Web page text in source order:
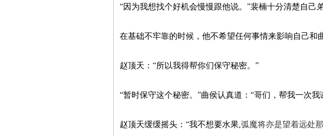
“因为我想找个好机会慢慢跟他说。”裴楠十分清楚自
在基础不牢靠的时候，他不希望任何事情来影响自己和
赵顶天：“所以我得帮你们保守秘密。”
“暂时保守这个秘密。”曲侯认真道：“哥们，帮我一次
赵顶天缓缓摇头：“我不想要水果,弧魔将亦是望着远处